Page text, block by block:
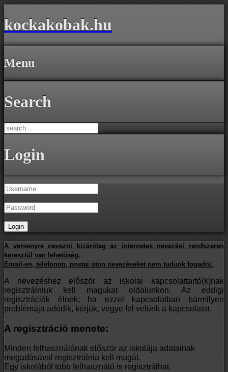
kockakobak.hu
Menu
Search
Login
A versenyre nevezni kizárólag az internetes nevezési rendszeren
keresztül van lehetőség.
Email-en, telefonon, postai úton nevezéseket nem tudunk fogadni.
A nevezéshez először az iskolai kapcsolattartó(k)nak
regisztrálniuk kell magukat oldalunkon. Az eddigi
regisztrációk élnek; ha ezzel kapcsolatban bármilyen
problémája adódik, kérjük, vegye fel velünk a kapcsolatot.
A regisztráció menete:
Minden felhasználónak először az iskolája adatainak
megadásával regisztrálnia kell magát.
Egy iskolából több felhasználó is regisztrálhat.